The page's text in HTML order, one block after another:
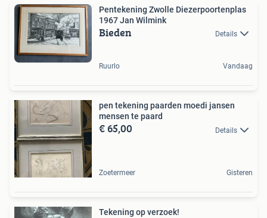
Pentekening Zwolle Diezerpoortenplas
1967 Jan Wilmink
Bieden Details
Ruurlo Vandaag
pen tekening paarden moedi jansen
mensen te paard
€ 65,00 Details
Zoetermeer Gisteren
Tekening op verzoek!